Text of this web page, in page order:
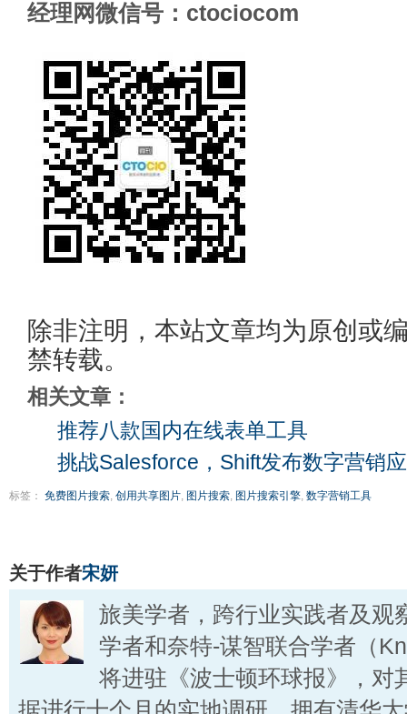
经理网微信号：ctociocom
除非注明，本站文章均为原创或
禁转载。
相关文章：
推荐八款国内在线表单工具
挑战Salesforce，Shift发布数字营销
标签： 免费图片搜索, 创用共享图片, 图片搜索, 图片搜索引擎, 数字营销工具
关于作者宋妍
旅美学者，跨行业实践者及观
学者和奈特-谋智联合学者（
将进驻《波士顿环球报》，对